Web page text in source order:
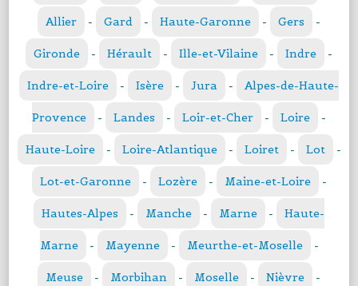
Allier - Gard - Haute-Garonne - Gers -
Gironde - Hérault - Ille-et-Vilaine - Indre -
Indre-et-Loire - Isère - Jura - Alpes-de-Haute-
Provence - Landes - Loir-et-Cher - Loire -
Haute-Loire - Loire-Atlantique - Loiret - Lot -
Lot-et-Garonne - Lozère - Maine-et-Loire -
Hautes-Alpes - Manche - Marne - Haute-
Marne - Mayenne - Meurthe-et-Moselle -
Meuse - Morbihan - Moselle - Nièvre -